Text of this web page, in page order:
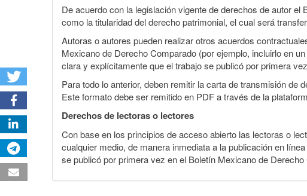
De acuerdo con la legislación vigente de derechos de autor
como la titularidad del derecho patrimonial, el cual será
Autoras o autores pueden realizar otros acuerdos
Mexicano de Derecho Comparado (por ejemplo, incluirlo en
clara y explícitamente que el trabajo se publicó por primera
Para todo lo anterior, deben remitir la carta de transmisión
Este formato debe ser remitido en PDF a través de la
Derechos de lectoras o lectores
Con base en los principios de acceso abierto las lectoras o
cualquier medio, de manera inmediata a la publicación en
se publicó por primera vez en el Boletín Mexicano de